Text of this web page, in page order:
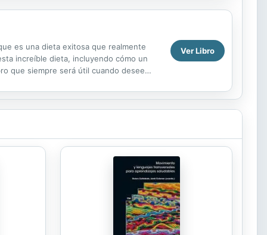
es una dieta exitosa que realmente
increíble dieta, incluyendo cómo un
que siempre será útil cuando desee
Ver Libro